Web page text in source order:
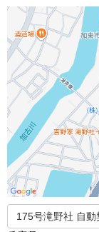
175号滝野社 自